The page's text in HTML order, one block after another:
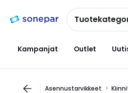
navigointiinsisältöön
Kampanjat Outlet
Asennustarvikkeet